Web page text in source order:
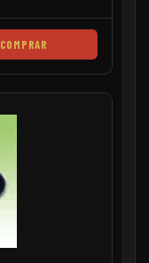
COMPRAR